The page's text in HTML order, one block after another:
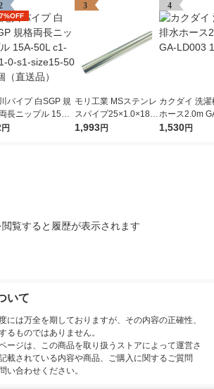
パイプ 白SGP 規
長ニップル 15A-5
m1-0-s1-size15
円
3
モリ工業 MSステンレ
スパイプ25×1.0×182
0 MS 25/1820 1本 83
1,993円
4
カクダイ 洗
ホース2.0m
3 1本
1,530円
覧すると履歴が表示されます
いて
には万全を期しておりますが、その内容の正確性、
るものではありません。
ージは、この商品を取り扱うストアによって運営さ
載されている内容や商品、ご購入に関するご質問
い合わせください。